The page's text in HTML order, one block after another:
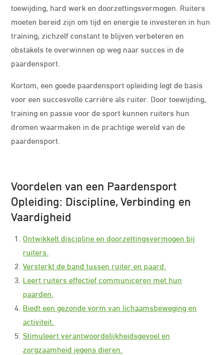
toewijding, hard werk en doorzettingsvermogen. Ruiters
moeten bereid zijn om tijd en energie te investeren in hun
training, zichzelf constant te blijven verbeteren en
obstakels te overwinnen op weg naar succes in de
paardensport.
Kortom, een goede paardensport opleiding legt de basis
voor een succesvolle carrière als ruiter. Door toewijding,
training en passie voor de sport kunnen ruiters hun
dromen waarmaken in de prachtige wereld van de
paardensport.
Voordelen van een Paardensport
Opleiding: Discipline, Verbinding en
Vaardigheid
Ontwikkelt discipline en doorzettingsvermogen bij
ruiters.
Versterkt de band tussen ruiter en paard.
Leert ruiters effectief communiceren met hun
paarden.
Biedt een gezonde vorm van lichaamsbeweging en
activiteit.
Stimuleert verantwoordelijkheidsgevoel en
zorgzaamheid jegens dieren.